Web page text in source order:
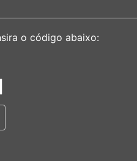
o código abaixo: